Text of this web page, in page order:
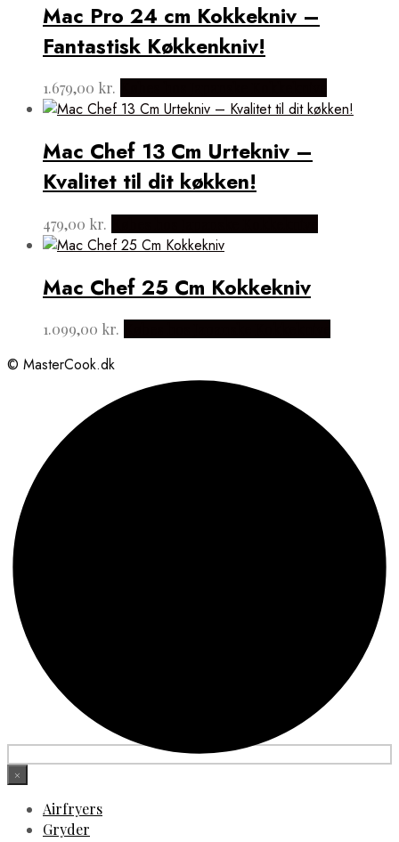
Mac Pro 24 cm Kokkekniv –
Fantastisk Køkkenkniv!
1.679,00 kr.
Mac Chef 13 Cm Urtekniv –
Kvalitet til dit køkken!
479,00 kr.
Mac Chef 25 Cm Kokkekniv
1.099,00 kr.
© MasterCook.dk
×
Airfryers
Gryder